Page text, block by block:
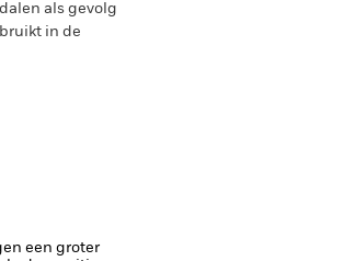
als gevolg
in de
een groter